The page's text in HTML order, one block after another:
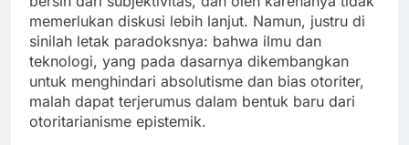
memerlukan diskusi lebih lanjut. Namun, justru di
sinilah letak paradoksnya: bahwa ilmu dan
teknologi, yang pada dasarnya dikembangkan
untuk menghindari absolutisme dan bias otoriter,
malah dapat terjerumus dalam bentuk baru dari
otoritarianisme epistemik.